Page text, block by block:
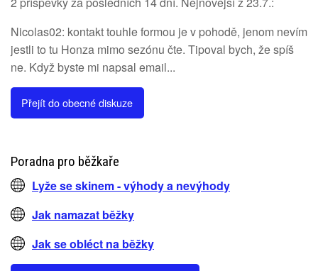
Nicolas02: kontakt touhle formou je v pohodě, jenom nevím
jestli to tu Honza mimo sezónu čte. Tipoval bych, že spíš
ne. Když byste mi napsal email...
Přejít do obecné diskuze
Poradna pro běžkaře
Lyže se skinem - výhody a nevýhody
Jak namazat běžky
Jak se obléct na běžky